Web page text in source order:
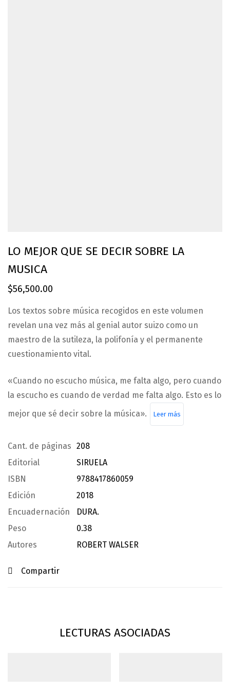
LO MEJOR QUE SE DECIR SOBRE LA
MUSICA
$56,500.00
Los textos sobre música recogidos en este volumen
revelan una vez más al genial autor suizo como un
maestro de la sutileza, la polifonía y el permanente
cuestionamiento vital.
«Cuando no escucho música, me falta algo, pero cuando
la escucho es cuando de verdad me falta algo. Esto es lo
mejor que sé decir sobre la música».
Leer más
Cant. de páginas 208
Editorial
SIRUELA
ISBN
9788417860059
Edición
2018
Encuadernación
DURA.
Peso
0.38
Autores
ROBERT WALSER
Compartir
LECTURAS ASOCIADAS